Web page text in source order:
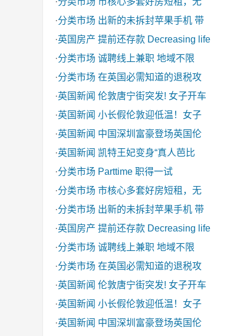
·分类市场 出新的未拆封苹果手机 带
·英国房产 提前还存款 Decreasing life
·分类市场 诚聘线上兼职 地域不限
·分类市场 在英国必需知道的退税攻
·英国新闻 伦敦唐宁街突发! 女子开车
·英国新闻 小长假伦敦迎低温！女子
·英国新闻 中国深圳富豪登场英国伦
·英国新闻 凯特王妃变身“真人芭比
·分类市场 Parttime 职得一试
·分类市场 市核心多套好房短租，无
·分类市场 出新的未拆封苹果手机 带
·英国房产 提前还存款 Decreasing life
·分类市场 诚聘线上兼职 地域不限
·分类市场 在英国必需知道的退税攻
·英国新闻 伦敦唐宁街突发! 女子开车
·英国新闻 小长假伦敦迎低温！女子
·英国新闻 中国深圳富豪登场英国伦